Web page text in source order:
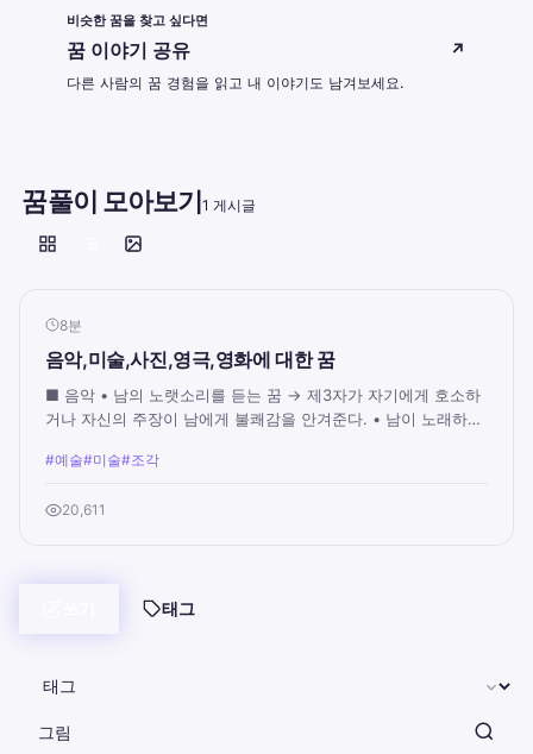
비슷한 꿈을 찾고 싶다면
꿈 이야기 공유 ↗
다른 사람의 꿈 경험을 읽고 내 이야기도 남겨보세요.
꿈풀이 모아보기1 게시글
8분
음악,미술,사진,영극,영화에 대한 꿈
■ 음악 • 남의 노랫소리를 듣는 꿈 → 제3자가 자기에게 호소하
거나 자신의 주장이 남에게 불쾌감을 안겨준다. • 남이 노래하는
#예술#미술#조각
20,611
태그